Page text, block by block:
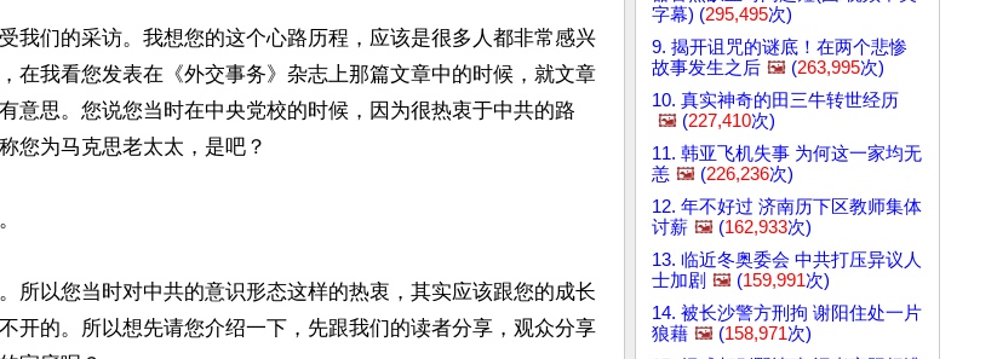
我们的采访。我想您的这个心路历程，应该是很多人都非常感兴
在我看您发表在《外交事务》杂志上那篇文章中的时候，就文章
意思。您说您当时在中央党校的时候，因为很热衷于中共的路
您为马克思老太太，是吧？
所以您当时对中共的意识形态这样的热衷，其实应该跟您的成长
开的。所以想先请您介绍一下，先跟我们的读者分享，观众分享
字幕) (295,495次)
9. 揭开诅咒的谜底！在两个悲惨
故事发生之后 🖼️ (263,995次)
10. 真实神奇的田三牛转世经历
🖼️ (227,410次)
11. 韩亚飞机失事 为何这一家均无
恙 🖼️ (226,236次)
12. 年不好过 济南历下区教师集体
讨薪 🖼️ (162,933次)
13. 临近冬奥委会 中共打压异议人
士加剧 🖼️ (159,991次)
14. 被长沙警方刑拘 谢阳住处一片
狼藉 🖼️ (158,971次)